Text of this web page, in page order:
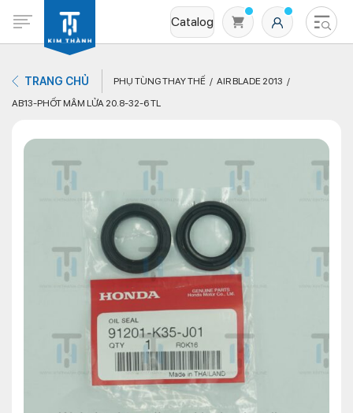
Catalog
Không có sản phẩm nào trong giỏ hàng
TRANG CHỦ PHỤ TÙNG THAY THẾ
AIR BLADE 2013
AB13-PHỐT MÂM LỬA 20.8-32-6 TL